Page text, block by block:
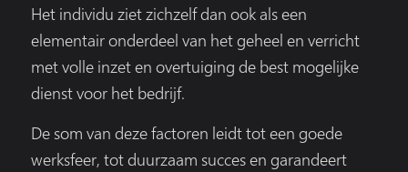
Het individu ziet zichzelf dan ook als een
elementair onderdeel van het geheel en verricht
met volle inzet en overtuiging de best mogelijke
dienst voor het bedrijf.
De som van deze factoren leidt tot een goede
werksfeer, tot duurzaam succes en garandeert